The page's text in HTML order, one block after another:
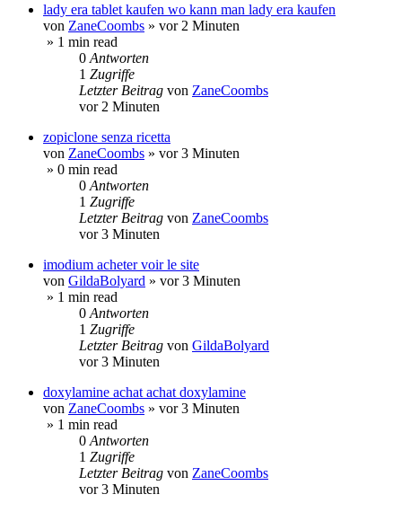
lady era tablet kaufen wo kann man lady era kaufen
von ZaneCoombs » vor 2 Minuten
» 1 min read
0 Antworten
1 Zugriffe
Letzter Beitrag von ZaneCoombs
vor 2 Minuten
zopiclone senza ricetta
von ZaneCoombs » vor 3 Minuten
» 0 min read
0 Antworten
1 Zugriffe
Letzter Beitrag von ZaneCoombs
vor 3 Minuten
imodium acheter voir le site
von GildaBolyard » vor 3 Minuten
» 1 min read
0 Antworten
1 Zugriffe
Letzter Beitrag von GildaBolyard
vor 3 Minuten
doxylamine achat achat doxylamine
von ZaneCoombs » vor 3 Minuten
» 1 min read
0 Antworten
1 Zugriffe
Letzter Beitrag von ZaneCoombs
vor 3 Minuten